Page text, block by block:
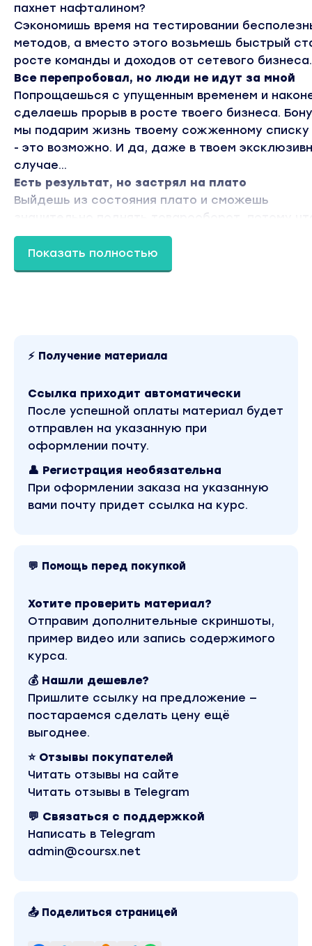
пахнет нафталином?
Сэкономишь время на тестировании
методов, а вместо этого возьмешь быстрый
росте команды и доходов от сетевого бизнеса.
Все перепробовал, но люди не идут за мной
Попрощаешься с упущенным временем и
сделаешь прорыв в росте твоего бизнеса.
мы подарим жизнь твоему сожженному списку
- это возможно. И да, даже в твоем
случае...
Есть результат, но застрял на плато
Выйдешь из состояния плато и сможешь
значительно поднять товарооборот, потому
легко сможешь передать технологию
абсолютно любому человеку из вашей
быстро взрастить новую лидерскую ветку.
ЧТО БУДЕТ В ПРОГРАММЕ
продаж и сетевого бизнеса
Чтобы избежать вероятности отложить
"до понедельника" и создать внутри чувство
большой внутренней самоценности
звонка, отказов или отсутствия своего
Твой фундамент для изменений сейчас и
невозможности откатов потом
Этот тот момент диалога когда собеседник
Рабочие скрипты, адаптированные под твою
компанию и твою личность
Беспроигрышный вариант диалога о бизнесе с
человеком любого статуса и психотипа,
Инструменты по эффективной отработке
возражений
В любом диалоге как рыба в воде, а любое
возражение теперь - твой союзник в продажах
Навык удаленной презентации
Теперь для развития бизнеса тебе
только телефон
Докрутка твоей лидерской позиции и
твоего предложения
Новая упаковка, которая продает тебя и идею
ультрадорогие чеки
Показать полностью
⚡ Получение материала
Ссылка приходит автоматически
После успешной оплаты материал будет
отправлен на указанную при
оформлении почту.
👤 Регистрация необязательна
При оформлении заказа на указанную
вами почту придет ссылка на курс.
💬 Помощь перед покупкой
Хотите проверить материал?
Отправим дополнительные скриншоты,
пример видео или запись содержимого
курса.
💰 Нашли дешевле?
Пришлите ссылку на предложение —
постараемся сделать цену ещё
выгоднее.
⭐ Отзывы покупателей
Читать отзывы на сайте
Читать отзывы в Telegram
💬 Связаться с поддержкой
Написать в Telegram
admin@coursx.net
📤 Поделиться страницей